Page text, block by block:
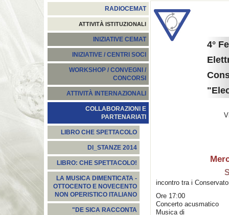
RADIOCEMAT
ATTIVITÀ ISTITUZIONALI
INIZIATIVE CEMAT
INIZIATIVE / CENTRI SOCI
WORKSHOP / CONVEGNI /
CONCORSI
ATTIVITÀ INTERNAZIONALI
COLLABORAZIONI E
PARTENARIATI
LIBRO CHE SPETTACOLO
DI_STANZE 2014
LIBRO: CHE SPETTACOLO!
LA MUSICA DIMENTICATA -
OTTOCENTO E NOVECENTO
NON OPERISTICO ITALIANO
"DE SICA RACCONTA
4°
incontro tra i
Ore 17:00
Concerto acusmatico
Musica di